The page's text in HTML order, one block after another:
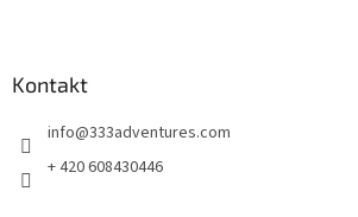
Kontakt
info@333adventures.com
+ 420 608430446